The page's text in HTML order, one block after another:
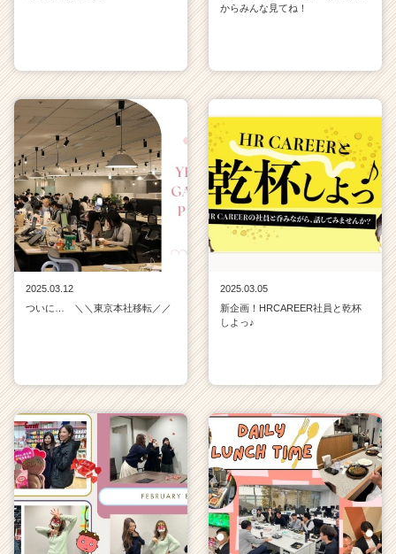
からみんな見てね！
2025.03.12
ついに… ＼＼東京本社移転／／
2025.03.05
新企画！HRCAREER社員と乾杯
しよっ♪